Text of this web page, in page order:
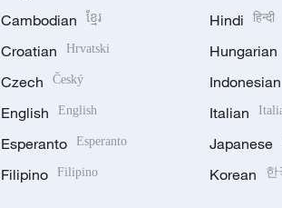
Cambodian ខ្មែរ
Croatian Hrvatski
Czech Český
English English
Esperanto Esperanto
Filipino Filipino
Hindi हिन्दी
Hungarian
Indonesian
Italian
Japanese
Korean 한